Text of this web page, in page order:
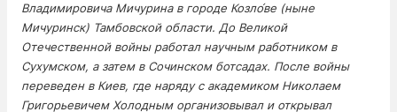
Владимировича Мичурина в городе Козло́ве (ныне
Мичуринск) Тамбовской области. До Великой
Отечественной войны работал научным работником в
Сухумском, а затем в Сочинском ботсадах. После войны
переведен в Киев, где наряду с академиком Николаем
Григорьевичем Холодным организовывал и открывал